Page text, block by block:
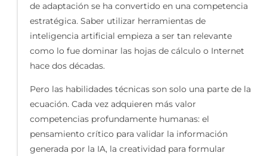
de adaptación se ha convertido en una competencia
estratégica. Saber utilizar herramientas de
inteligencia artificial empieza a ser tan relevante
como lo fue dominar las hojas de cálculo o Internet
hace dos décadas.
Pero las habilidades técnicas son solo una parte de la
ecuación. Cada vez adquieren más valor
competencias profundamente humanas: el
pensamiento crítico para validar la información
generada por la IA, la creatividad para formular